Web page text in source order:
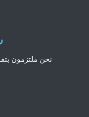
نحن ملتزمون